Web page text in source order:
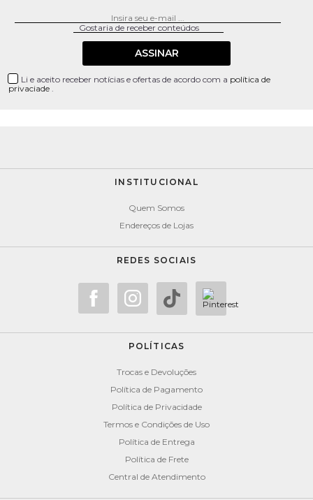
ASSINAR
Li e aceito receber notícias e ofertas de acordo com a política de
privaciade
INSTITUCIONAL
Quem Somos
Endereços de Lojas
REDES SOCIAIS
POLÍTICAS
Trocas e Devoluções
Política de Pagamento
Política de Privacidade
Termos e Condições de Uso
Política de Entrega
Política de Frete
Central de Atendimento